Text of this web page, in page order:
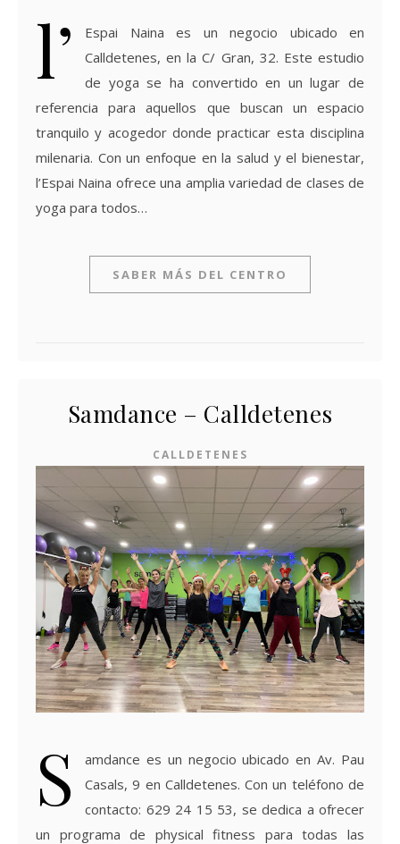
l’
Espai Naina es un negocio ubicado en
Calldetenes, en la C/ Gran, 32. Este estudio
de yoga se ha convertido en un lugar de
referencia para aquellos que buscan un espacio
tranquilo y acogedor donde practicar esta disciplina
milenaria. Con un enfoque en la salud y el bienestar,
l’Espai Naina ofrece una amplia variedad de clases de
yoga para todos…
SABER MÁS DEL CENTRO
Samdance – Calldetenes
CALLDETENES
S
amdance es un negocio ubicado en Av. Pau
Casals, 9 en Calldetenes. Con un teléfono de
contacto: 629 24 15 53, se dedica a ofrecer
un programa de physical fitness para todas las